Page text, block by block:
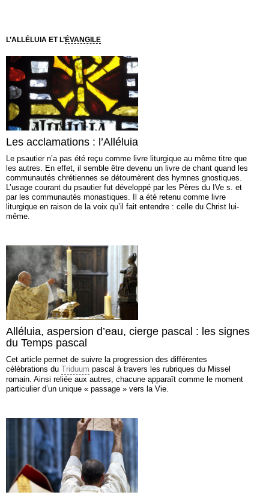
L’ALLÉLUIA ET L’ÉVANGILE
Les acclamations : l’Alléluia
Le psautier n’a pas été reçu comme livre liturgique au même titre que
les autres. En effet, il semble être devenu un livre de chant quand les
communautés chrétiennes se détournèrent des hymnes gnostiques.
L’usage courant du psautier fut développé par les Pères du IVe s. et
par les communautés monastiques. Il a été retenu comme livre
liturgique en raison de la voix qu’il fait entendre : celle du Christ lui-
même.
Alléluia, aspersion d’eau, cierge pascal : les signes
du Temps pascal
Cet article permet de suivre la progression des différentes
célébrations du Triduum pascal à travers les rubriques du Missel
romain. Ainsi reliée aux autres, chacune apparaît comme le moment
particulier d’un unique « passage » vers la Vie.